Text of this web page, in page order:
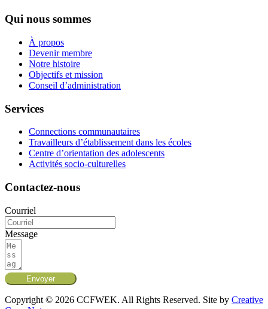
Qui nous sommes
À propos
Devenir membre
Notre histoire
Objectifs et mission
Conseil d’administration
Services
Connections communautaires
Travailleurs d’établissement dans les écoles
Centre d’orientation des adolescents
Activités socio-culturelles
Contactez-nous
Courriel
Message
Envoyer
Copyright © 2026 CCFWEK. All Rights Reserved. Site by Creative